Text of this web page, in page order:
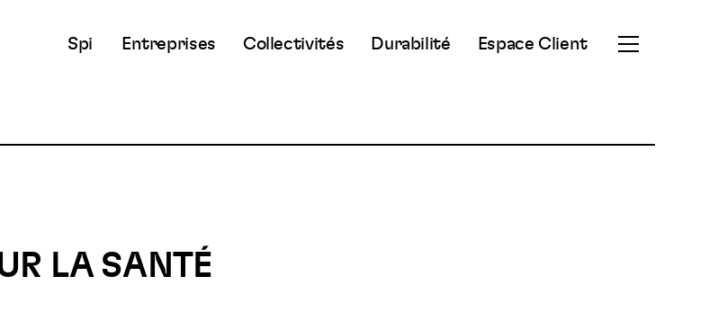
Spi Entreprises Collectivités Durabilité Espace Client
Ouvrir
LA SANTÉ